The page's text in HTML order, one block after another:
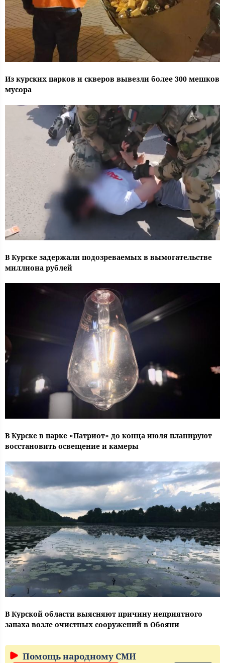
Из курских парков и скверов вывезли более 300 мешков
мусора
В Курске задержали подозреваемых в вымогательстве
миллиона рублей
В Курске в парке «Патриот» до конца июля планируют
восстановить освещение и камеры
В Курской области выясняют причину неприятного
запаха возле очистных сооружений в Обояни
Помощь народному СМИ